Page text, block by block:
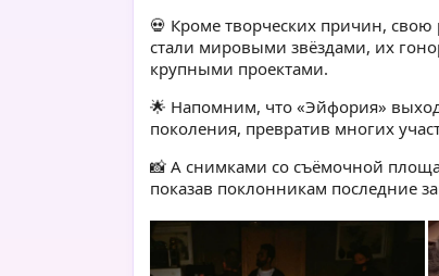
💀 Кроме творческих причин, свою
стали мировыми звёздами, их
крупными проектами.
🌟 Напомним, что «Эйфория»
поколения, превратив многих
📸 А снимками со съёмочной
показав поклонникам последние